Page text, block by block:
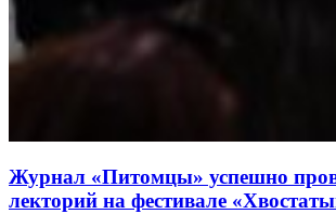
Журнал «Питомцы» успешно
лекторий на фестивале